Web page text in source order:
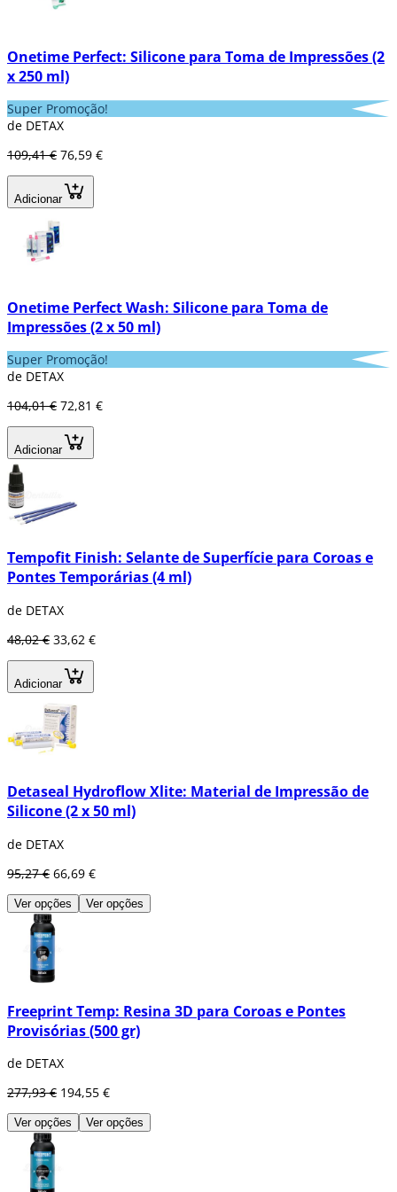
Onetime Perfect: Silicone para Toma de Impressões (2
x 250 ml)
Super Promoção!
de DETAX
109,41 € 76,59 €
Adicionar
Onetime Perfect Wash: Silicone para Toma de
Impressões (2 x 50 ml)
Super Promoção!
de DETAX
104,01 € 72,81 €
Adicionar
Tempofit Finish: Selante de Superfície para Coroas e
Pontes Temporárias (4 ml)
de DETAX
48,02 € 33,62 €
Adicionar
Detaseal Hydroflow Xlite: Material de Impressão de
Silicone (2 x 50 ml)
de DETAX
95,27 € 66,69 €
Ver opções Ver opções
Freeprint Temp: Resina 3D para Coroas e Pontes
Provisórias (500 gr)
de DETAX
277,93 € 194,55 €
Ver opções Ver opções